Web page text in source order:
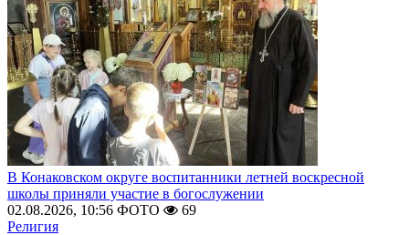
В Конаковском округе воспитанники летней воскресной
школы приняли участие в богослужении
02.08.2026, 10:56 ФОТО
69
Религия